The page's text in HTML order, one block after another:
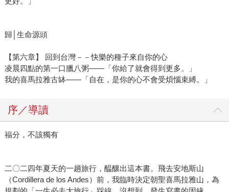
歸│生命源頭
【第六章】 回到台灣－－快樂的種子來自你的心
凌晨四點的第一口臘八粥——「你給了就會得到更多。」
我的喜馬拉雅古缽——「自在，是你的心不會受煩惱束縛。」
序／導讀
福分，不該獨有
二〇二四年夏天的一趟旅行，醖釀出這本書。飛去安地斯山
（Cordillera de los Andes）前，我臨時決定朝聖喜馬拉雅山，為